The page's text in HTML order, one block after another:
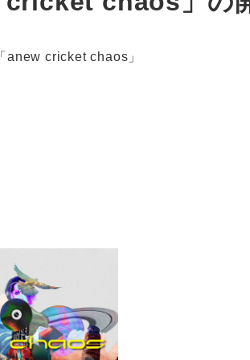
cricket chaos」